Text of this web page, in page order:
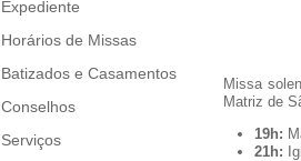
Expediente
Horários de Missas
Batizados e Casamentos
Conselhos
Serviços
Missa
Matriz de
19h:
21h: